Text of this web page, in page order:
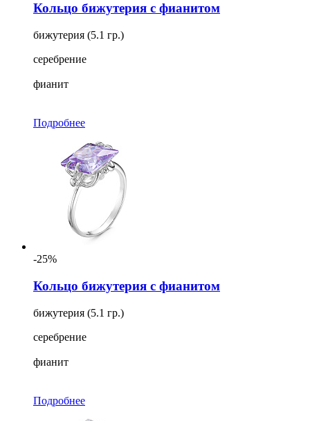
Кольцо бижутерия с фианитом
бижутерия (5.1 гр.)
серебрение
фианит
Подробнее
-25%
Кольцо бижутерия с фианитом
бижутерия (5.1 гр.)
серебрение
фианит
Подробнее